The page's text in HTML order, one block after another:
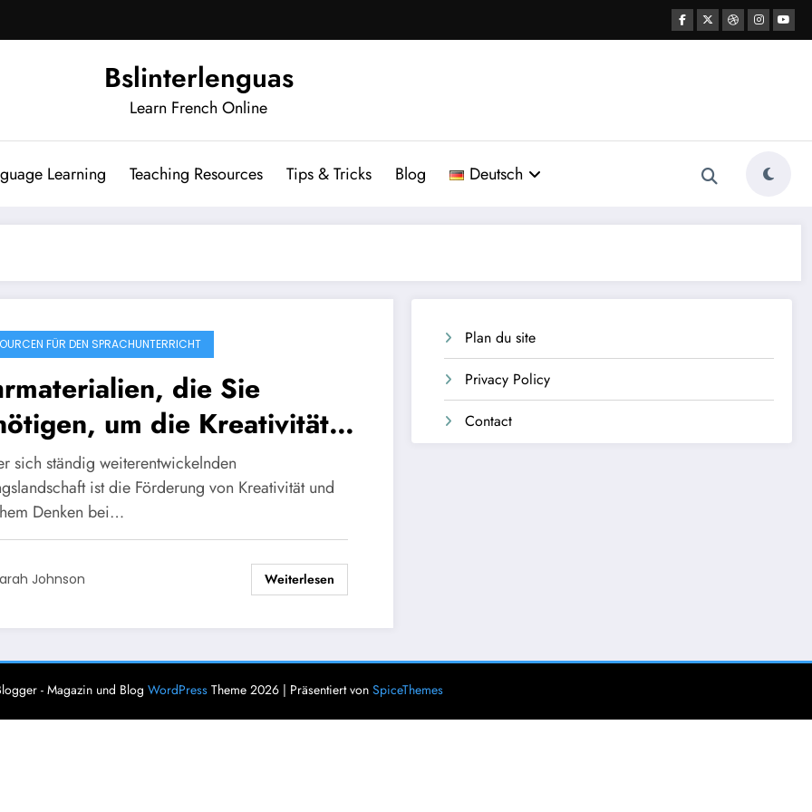
Bslinterlenguas
Learn French Online
Learning Teaching Resources Tips & Tricks Blog Deutsch
FÜR DEN SPRACHUNTERRICHT
die Sie
um die Kreativität
das kritische Denken Ihrer
zu fördern
sich ständig weiterentwickelnden
ist die Förderung von Kreativität und
Denken bei…
Johnson Weiterlesen
Plan du site
Privacy Policy
Contact
- Magazin und Blog WordPressTheme 2026 | Präsentiert von SpiceThemes